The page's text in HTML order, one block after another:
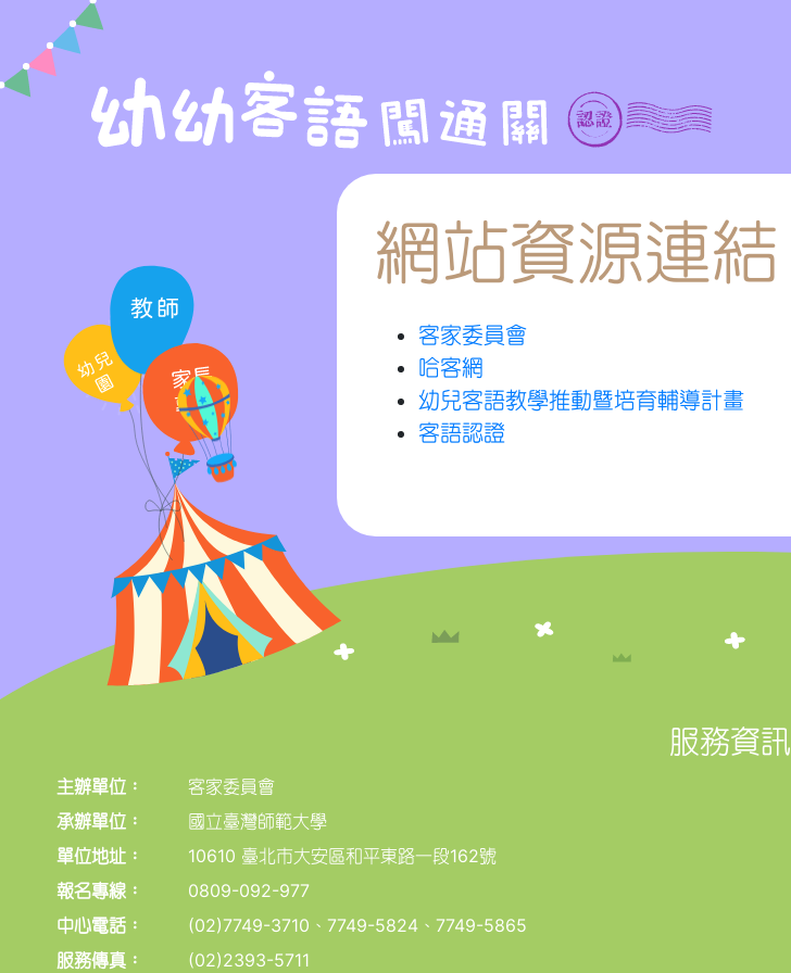
網站資源連結
客家委員會
哈客網
幼兒客語教學推動暨培育輔導計畫
客語認證
服務資訊
主辦單位：
客家委員會
承辦單位：
國立臺灣師範大學
單位地址：
10610 臺北市大安區和平東路一段162號
報名專線：
0809-092-977
中心電話：
(02)7749-3710、7749-5824、7749-5865
服務傳真：
(02)2393-5711